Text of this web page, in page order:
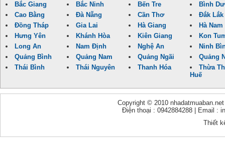
Bắc Giang
Bắc Ninh Bến Tre
Bình
Cao Bằng
Đà Nẵng Cần Thơ
Đắk Lắk
Đồng Tháp
Gia Lai Hà Giang
Hà Nam
Hưng Yên
Khánh Hòa Kiên Giang
Kon
Long An
Nam Định Nghệ An
Ninh
Quảng Bình
Quảng Nam Quảng Ngãi
Quảng
Thái Bình
Thái Nguyên Thanh Hóa
Thừa
Huế
Copyright © 2010
Điện thoại : 0942884288 | Email :
Thiết